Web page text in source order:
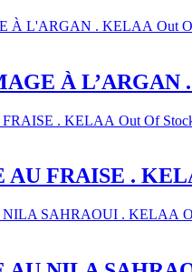
Out
À L’ARGAN
Out Of
AU FRAISE .